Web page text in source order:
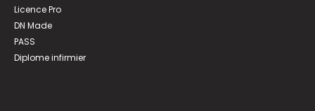
Licence Pro
DN Made
PASS
Diplome infirmier